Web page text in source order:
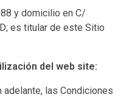
y domicilio en C/
es titular de este Sitio
del web site:
las Condiciones